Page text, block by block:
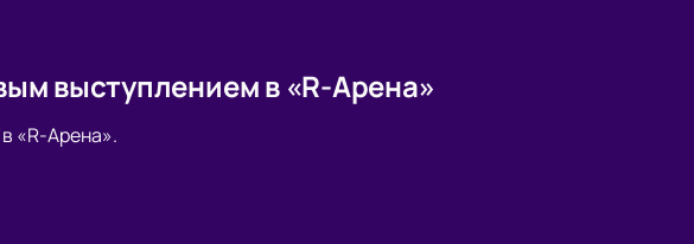
выступлением в «R-Арена»
«R-Арена».